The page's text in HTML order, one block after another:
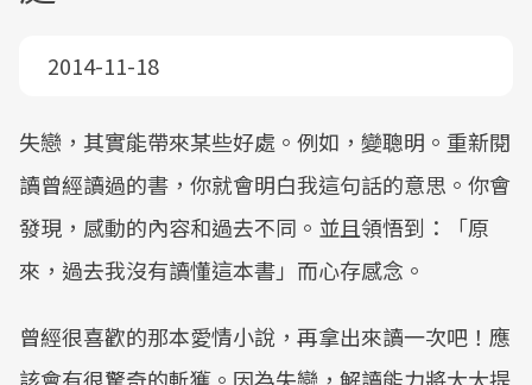
2014-11-18
失戀，其實能帶來某些好處。例如，變聰明。重新閱
讀曾經讀過的書，你就會明白我這句話的意思。你會
發現，感動的內容和過去不同。並且領悟到：「原
來，過去我沒有讀懂這本書」而心存感念。
曾經很喜歡的那本愛情小說，再拿出來讀一次吧！應